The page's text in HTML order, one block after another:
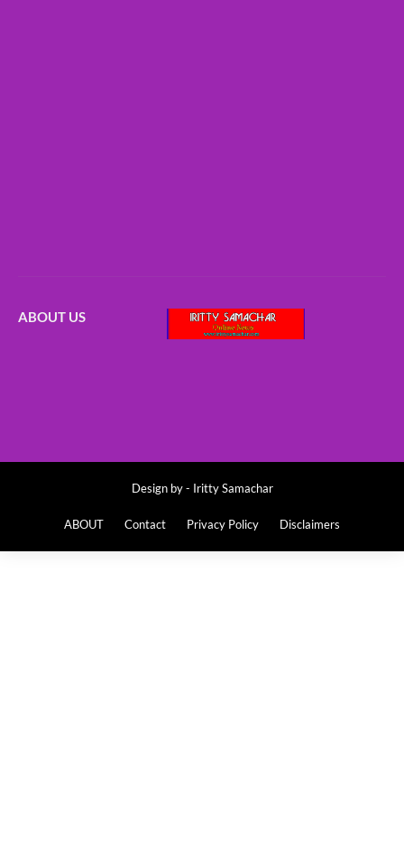
ABOUT US
Design by - Iritty Samachar
ABOUT Contact Privacy Policy Disclaimers